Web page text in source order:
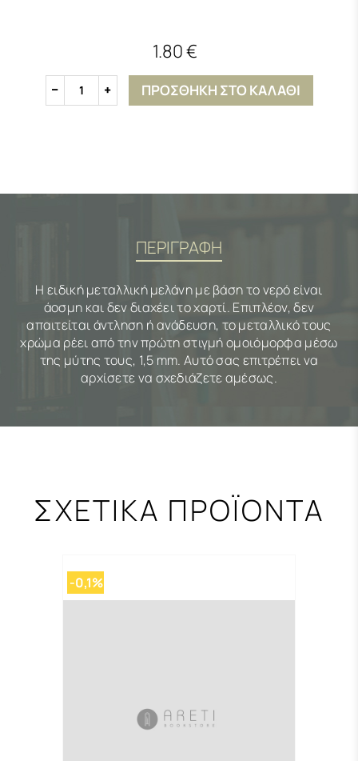
1.80 €
1 ΠΡΟΣΘΗΚΗ ΣΤΟ ΚΑΛΑΘΙ
ΠΕΡΙΓΡΑΦΗ
Η ειδική μεταλλική μελάνη με βάση το νερό είναι
άοσμη και δεν διαχέει το χαρτί. Επιπλέον, δεν
απαιτείται άντληση ή ανάδευση, το μεταλλικό τους
χρώμα ρέει από την πρώτη στιγμή ομοιόμορφα μέσω
της μύτης τους, 1,5 mm. Αυτό σας επιτρέπει να
αρχίσετε να σχεδιάζετε αμέσως.
ΣΧΕΤΙΚΑ ΠΡΟΪΟΝΤΑ
-0,1%